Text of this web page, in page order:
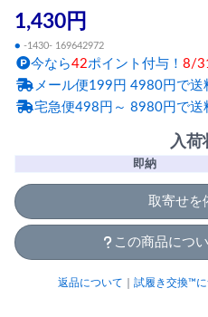
1,430円
● -1430- 169642972
今なら42ポイント付与！ 8/
メール便199円 4980円で送
宅急便498円～ 8980円で送
入荷
即納
取寄せを
この商品につ
返品について 試履き交換™に